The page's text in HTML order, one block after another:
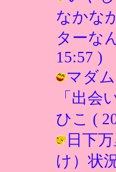
なかな
ターな
15:57 )
マダ
「出会
ひこ (
日下
け）状